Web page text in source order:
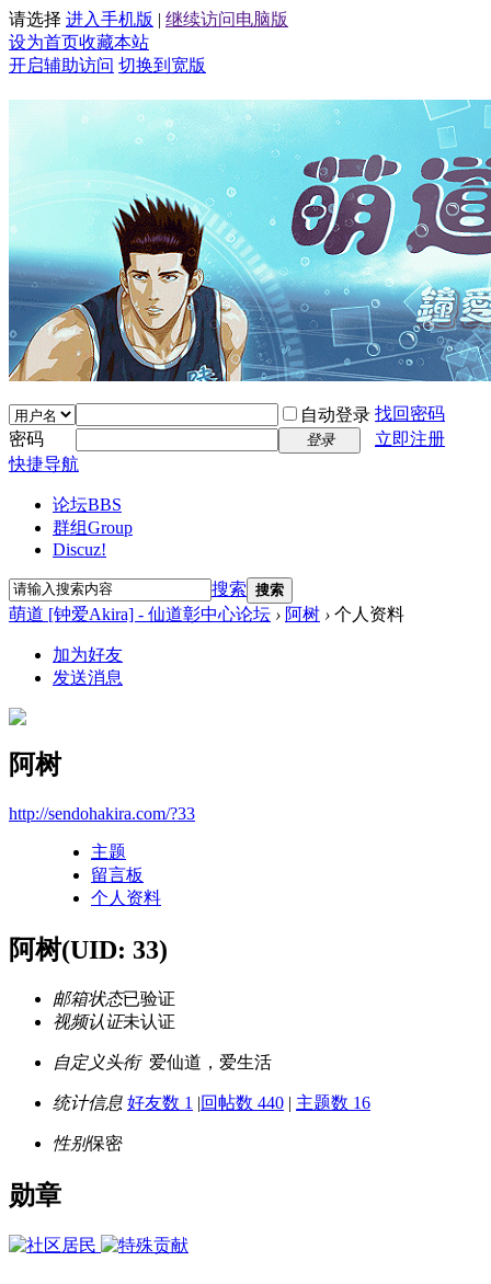
请选择 进入手机版 | 继续访问电脑版
设为首页收藏本站
开启辅助访问 切换到宽版
自动登录 找回密码
密码
登录
立即注册
快捷导航
论坛BBS
群组Group
Discuz!
搜索 搜索
萌道 [钟爱Akira] - 仙道彰中心论坛 › 阿树 › 个人资料
加为好友
发送消息
阿树
http://sendohakira.com/?33
主题
留言板
个人资料
阿树(UID: 33)
邮箱状态已验证
视频认证未认证
自定义头衔 爱仙道，爱生活
统计信息 好友数 1 |回帖数 440 | 主题数 16
性别保密
勋章